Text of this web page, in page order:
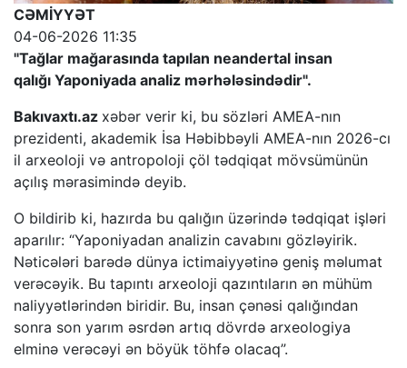
CƏMİYYƏT
04-06-2026 11:35
"Tağlar mağarasında tapılan neandertal insan
qalığı Yaponiyada analiz mərhələsindədir".
Bakıvaxtı.az xəbər verir ki, bu sözləri AMEA-nın
prezidenti, akademik İsa Həbibbəyli AMEA-nın 2026-cı
il arxeoloji və antropoloji çöl tədqiqat mövsümünün
açılış mərasimində deyib.
O bildirib ki, hazırda bu qalığın üzərində tədqiqat işləri
aparılır: “Yaponiyadan analizin cavabını gözləyirik.
Nəticələri barədə dünya ictimaiyyətinə geniş məlumat
verəcəyik. Bu tapıntı arxeoloji qazıntıların ən mühüm
naliyyətlərindən biridir. Bu, insan çənəsi qalığından
sonra son yarım əsrdən artıq dövrdə arxeologiya
elminə verəcəyi ən böyük töhfə olacaq”.